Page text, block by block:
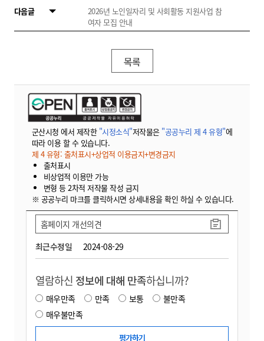
다음글
2026년 노인일자리 및 사회활동 지원사업 참
여자 모집 안내
목록
군산시청 에서 제작한 "시정소식"저작물은 "공공누리 제 4 유형"에
따라 이용 할 수 있습니다.
제 4 유형: 출처표시+상업적 이용금지+변경금지
출처표시
비상업적 이용만 가능
변형 등 2차적 저작물 작성 금지
※ 공공누리 마크를 클릭하시면 상세내용을 확인 하실 수 있습니다.
최근수정일 2024-08-29
홈페이지 개선의견
열람하신 정보에 대해 만족하십니까?
매우만족 만족 보통
불만족
매우불만족